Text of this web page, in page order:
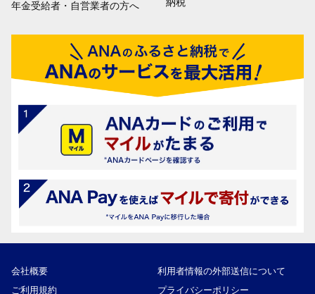
年金受給者・自営業者の方へ
納税
会社概要
利用者情報の外部送信について
ご利用規約
プライバシーポリシー